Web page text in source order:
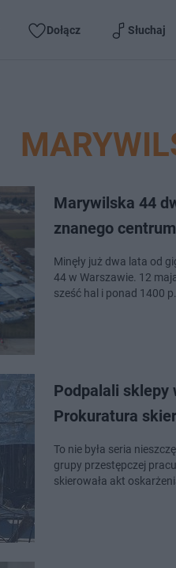
Dołącz Słuchaj
Marywilska 44
znanego
Minęły już dwa lata od
44 w Warszawie. 12
sześć hal i ponad 1400 p…
Podpalali sklepy
Prokuratura
To nie była seria
grupy przestępczej
skierowała akt